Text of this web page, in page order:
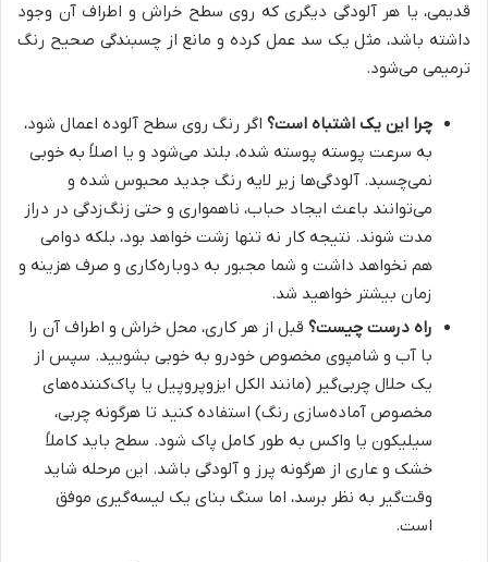
قدیمی، یا هر آلودگی دیگری که روی سطح خراش و اطراف آن وجود
داشته باشد، مثل یک سد عمل کرده و مانع از چسبندگی صحیح رنگ
ترمیمی می‌شود.
چرا این یک اشتباه است؟ اگر رنگ روی سطح آلوده اعمال شود،
به سرعت پوسته پوسته شده، بلند می‌شود و یا اصلاً به خوبی
نمی‌چسبد. آلودگی‌ها زیر لایه رنگ جدید محبوس شده و
می‌توانند باعث ایجاد حباب، ناهمواری و حتی زنگ‌زدگی در دراز
مدت شوند. نتیجه کار نه تنها زشت خواهد بود، بلکه دوامی
هم نخواهد داشت و شما مجبور به دوباره‌کاری و صرف هزینه و
زمان بیشتر خواهید شد.
راه درست چیست؟ قبل از هر کاری، محل خراش و اطراف آن را
با آب و شامپوی مخصوص خودرو به خوبی بشویید. سپس از
یک حلال چربی‌گیر (مانند الکل ایزوپروپیل یا پاک‌کننده‌های
مخصوص آماده‌سازی رنگ) استفاده کنید تا هرگونه چربی،
سیلیکون یا واکس به طور کامل پاک شود. سطح باید کاملاً
خشک و عاری از هرگونه پرز و آلودگی باشد. این مرحله شاید
وقت‌گیر به نظر برسد، اما سنگ بنای یک لیسه‌گیری موفق
است.